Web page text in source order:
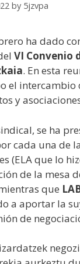
by 5jzvpa
ha dado
VI Convenio
. En esta
el
y
se ha
cada una de
(ELA que lo
de la mesa
que
a aportar la
de